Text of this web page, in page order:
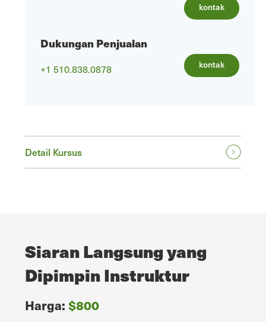
kontak
Dukungan Penjualan
+1 510.838.0878 kontak
Detail Kursus
Siaran Langsung yang
Dipimpin Instruktur
Harga: $800